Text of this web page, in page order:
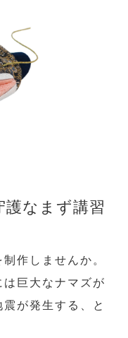
護なまず講習
作しませんか。
巨大なナマズが
が発生する、と